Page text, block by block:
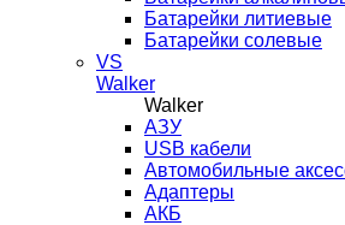
Батарейки литиевые
Батарейки солевые
VS
Walker
Walker
AЗУ
USB кабели
Автомобильные
Адаптеры
АКБ